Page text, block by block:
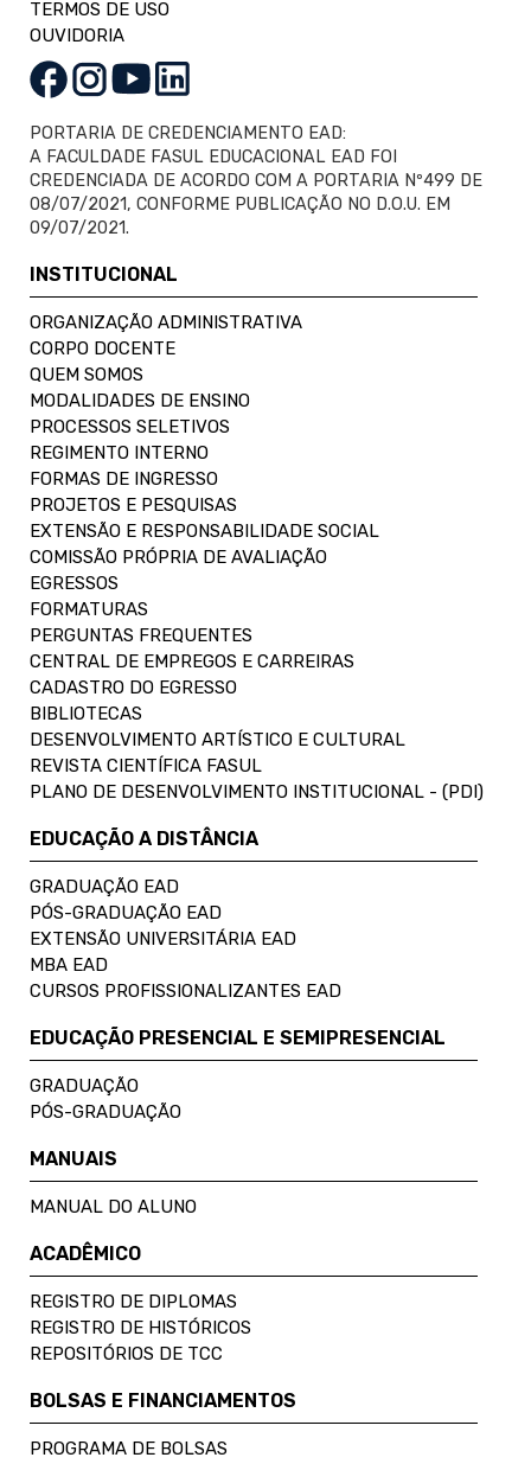
TERMOS DE USO
OUVIDORIA
PORTARIA DE CREDENCIAMENTO EAD:
A FACULDADE FASUL EDUCACIONAL EAD FOI
CREDENCIADA DE ACORDO COM A PORTARIA Nº499 DE
08/07/2021, CONFORME PUBLICAÇÃO NO D.O.U. EM
09/07/2021.
INSTITUCIONAL
ORGANIZAÇÃO ADMINISTRATIVA
CORPO DOCENTE
QUEM SOMOS
MODALIDADES DE ENSINO
PROCESSOS SELETIVOS
REGIMENTO INTERNO
FORMAS DE INGRESSO
PROJETOS E PESQUISAS
EXTENSÃO E RESPONSABILIDADE SOCIAL
COMISSÃO PRÓPRIA DE AVALIAÇÃO
EGRESSOS
FORMATURAS
PERGUNTAS FREQUENTES
CENTRAL DE EMPREGOS E CARREIRAS
CADASTRO DO EGRESSO
BIBLIOTECAS
DESENVOLVIMENTO ARTÍSTICO E CULTURAL
REVISTA CIENTÍFICA FASUL
PLANO DE DESENVOLVIMENTO INSTITUCIONAL - (PDI)
EDUCAÇÃO A DISTÂNCIA
GRADUAÇÃO EAD
PÓS-GRADUAÇÃO EAD
EXTENSÃO UNIVERSITÁRIA EAD
MBA EAD
CURSOS PROFISSIONALIZANTES EAD
EDUCAÇÃO PRESENCIAL E SEMIPRESENCIAL
GRADUAÇÃO
PÓS-GRADUAÇÃO
MANUAIS
MANUAL DO ALUNO
ACADÊMICO
REGISTRO DE DIPLOMAS
REGISTRO DE HISTÓRICOS
REPOSITÓRIOS DE TCC
BOLSAS E FINANCIAMENTOS
PROGRAMA DE BOLSAS